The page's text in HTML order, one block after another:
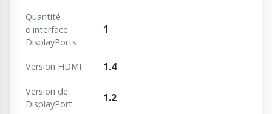
Quantité
d'interface
DisplayPorts
1
Version HDMI 1.4
Version de
DisplayPort
1.2